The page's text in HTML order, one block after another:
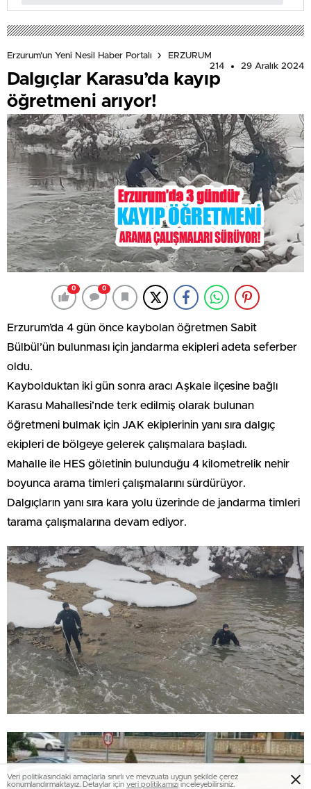
Erzurum'un Yeni Nesil Haber Portalı
ERZURUM
214
29 Aralık 2024
Dalgıçlar Karasu’da kayıp
öğretmeni arıyor!
0 0
Erzurum’da 4 gün önce kaybolan öğretmen Sabit
Bülbül’ün bulunması için jandarma ekipleri adeta seferber
oldu.
Kaybolduktan iki gün sonra aracı Aşkale ilçesine bağlı
Karasu Mahallesi’nde terk edilmiş olarak bulunan
öğretmeni bulmak için JAK ekiplerinin yanı sıra dalgıç
ekipleri de bölgeye gelerek çalışmalara başladı.
Mahalle ile HES göletinin bulunduğu 4 kilometrelik nehir
boyunca arama timleri çalışmalarını sürdürüyor.
Dalgıçların yanı sıra kara yolu üzerinde de jandarma timleri
tarama çalışmalarına devam ediyor.
Veri politikasındaki amaçlarla sınırlı ve mevzuata uygun şekilde çerez
konumlandırmaktayız. Detaylar için veri politikamızı inceleyebilirsiniz.